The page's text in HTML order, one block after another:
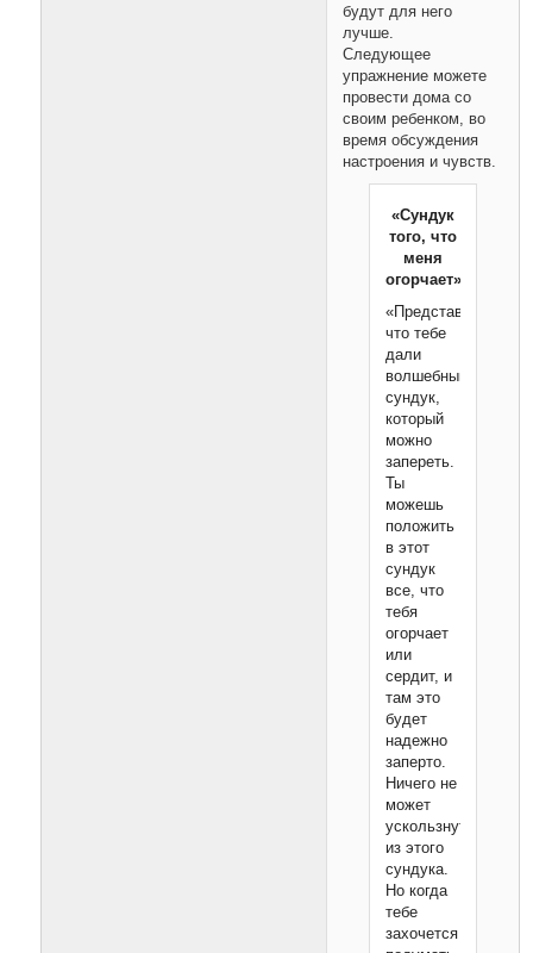
будут для него
лучше.
Следующее
упражнение можете
провести дома со
своим ребенком, во
время обсуждения
настроения и чувств.
«Сундук
того, что
меня
огорчает»
«Представь,
что тебе
дали
волшебный
сундук,
который
можно
запереть.
Ты
можешь
положить
в этот
сундук
все, что
тебя
огорча­ет
или
сердит, и
там это
будет
надежно
заперто.
Ничего не
может
ускользнуть
из этого
сундука.
Но когда
тебе
захочется